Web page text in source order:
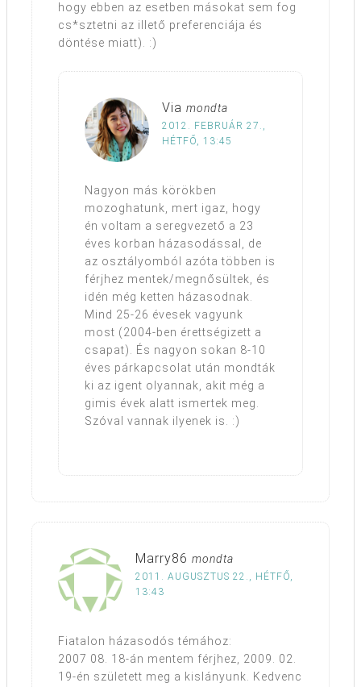
hogy ebben az esetben másokat sem fog
cs*sztetni az illető preferenciája és
döntése miatt). :)
Via mondta
2012. FEBRUÁR 27.,
HÉTFŐ, 13:45
Nagyon más körökben
mozoghatunk, mert igaz, hogy
én voltam a seregvezető a 23
éves korban házasodással, de
az osztályomból azóta többen is
férjhez mentek/megnősültek, és
idén még ketten házasodnak.
Mind 25-26 évesek vagyunk
most (2004-ben érettségizett a
csapat). És nagyon sokan 8-10
éves párkapcsolat után mondták
ki az igent olyannak, akit még a
gimis évek alatt ismertek meg.
Szóval vannak ilyenek is. :)
Marry86 mondta
2011. AUGUSZTUS 22., HÉTFŐ,
13:43
Fiatalon házasodós témához:
2007 08. 18-án mentem férjhez, 2009. 02.
19-én született meg a kislányunk. Kedvenc